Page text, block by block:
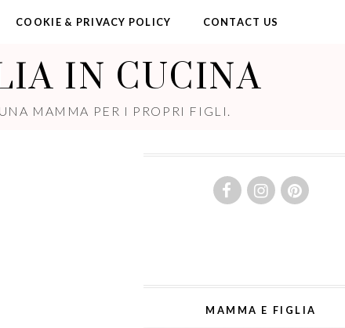
COOKIE & PRIVACY POLICY CONTACT US
IN CUCINA
MAMMA PER I PROPRI FIGLI.
MAMMA E FIGLIA